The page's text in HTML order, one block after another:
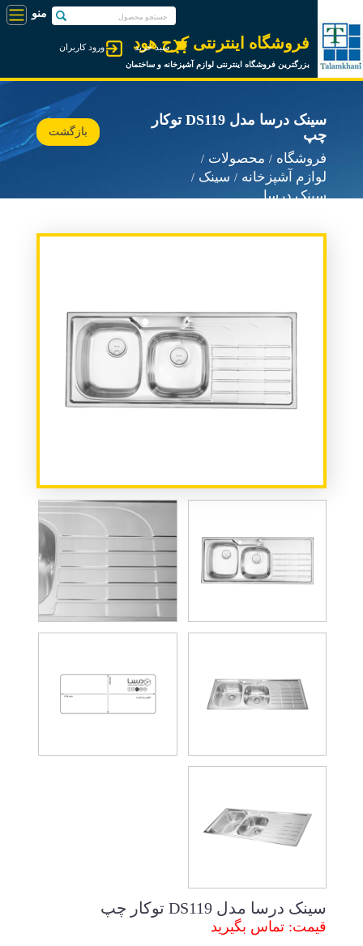
فروشگاه اینترنتی کرج هود
بزرگترین فروشگاه اینترنتی لوازم آشپزخانه و ساختمان
ورود کاربران سبد خرید
سینک درسا مدل DS119 توکار
چپ
فروشگاه
محصولات
لوازم آشپزخانه
سینک
سینک درسا
بازگشت
سینک درسا مدل DS119 توکار چپ
قیمت: تماس بگیرید